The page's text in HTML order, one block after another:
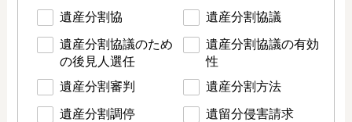
遺産分割協 遺産分割協議
遺産分割協議のため
の後見人選任
遺産分割協議の有効
性
遺産分割審判
遺産分割方法
遺産分割調停 遺留分侵害請求